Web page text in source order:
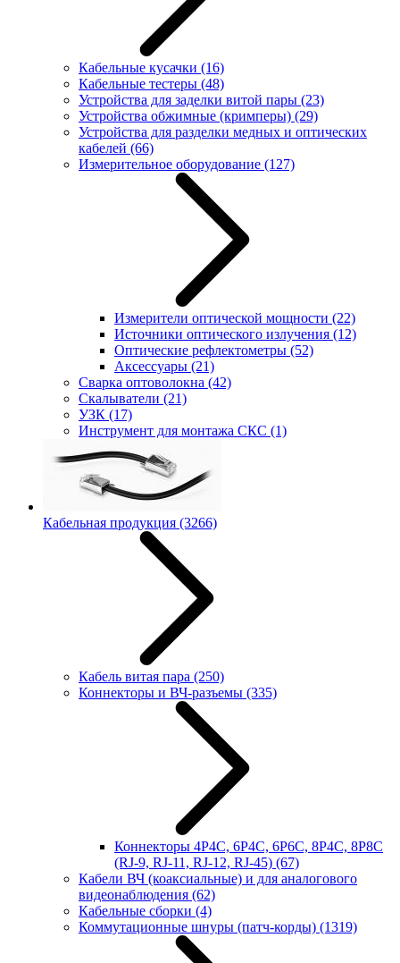
Кабельные кусачки (16)
Кабельные тестеры (48)
Устройства для заделки витой пары (23)
Устройства обжимные (кримперы) (29)
Устройства для разделки медных и оптических
кабелей (66)
Измерительное оборудование (127)
Измерители оптической мощности (22)
Источники оптического излучения (12)
Оптические рефлектометры (52)
Аксессуары (21)
Сварка оптоволокна (42)
Скалыватели (21)
УЗК (17)
Инструмент для монтажа СКС (1)
Кабельная продукция (3266)
Кабель витая пара (250)
Коннекторы и ВЧ-разъемы (335)
Коннекторы 4P4C, 6P4C, 6P6C, 8P4C, 8P8C
(RJ-9, RJ-11, RJ-12, RJ-45) (67)
Кабели ВЧ (коаксиальные) и для аналогового
видеонаблюдения (62)
Кабельные сборки (4)
Коммутационные шнуры (патч-корды) (1319)